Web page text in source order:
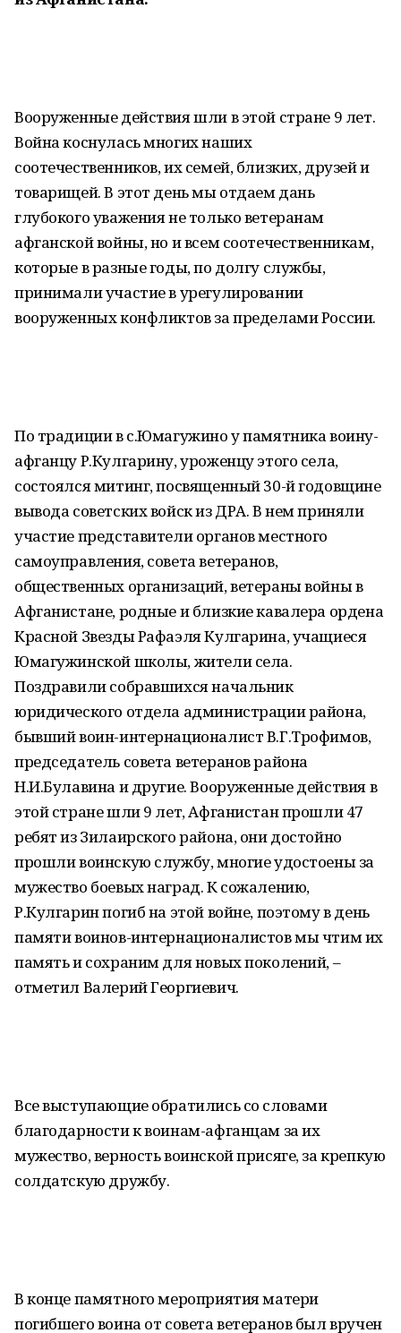
Вооруженные действия шли в этой стране 9 лет.
Война коснулась многих наших
соотечественников, их семей, близких, друзей и
товарищей. В этот день мы отдаем дань
глубокого уважения не только ветеранам
афганской войны, но и всем соотечественникам,
которые в разные годы, по долгу службы,
принимали участие в урегулировании
вооруженных конфликтов за пределами России.
По традиции в с.Юмагужино у памятника воину-
афганцу Р.Кулгарину, уроженцу этого села,
состоялся митинг, посвященный 30-й годовщине
вывода советских войск из ДРА. В нем приняли
участие представители органов местного
самоуправления, совета ветеранов,
общественных организаций, ветераны войны в
Афганистане, родные и близкие кавалера ордена
Красной Звезды Рафаэля Кулгарина, учащиеся
Юмагужинской школы, жители села.
Поздравили собравшихся начальник
юридического отдела администрации района,
бывший воин-интернационалист В.Г.Трофимов,
председатель совета ветеранов района
Н.И.Булавина и другие. Вооруженные действия в
этой стране шли 9 лет, Афганистан прошли 47
ребят из Зилаирского района, они достойно
прошли воинскую службу, многие удостоены за
мужество боевых наград. К сожалению,
Р.Кулгарин погиб на этой войне, поэтому в день
памяти воинов-интернационалистов мы чтим их
память и сохраним для новых поколений, –
отметил Валерий Георгиевич.
Все выступающие обратились со словами
благодарности к воинам-афганцам за их
мужество, верность воинской присяге, за крепкую
солдатскую дружбу.
В конце памятного мероприятия матери
погибшего воина от совета ветеранов был вручен